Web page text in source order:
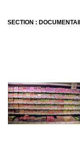
SECTION :